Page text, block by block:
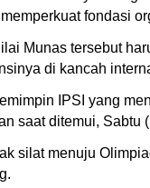
memperkuat fondasi
Munas tersebut
di kancah
IPSI yang
saat ditemui, Sabtu
silat menuju